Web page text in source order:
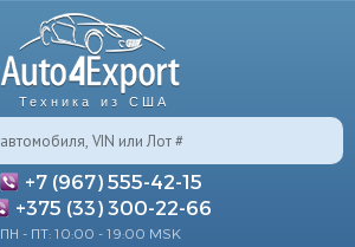
Техника из США
+7 (967) 555-42-15
+375 (33) 300-22-66
ПН - ПТ: 10:00 - 19:00 MSK